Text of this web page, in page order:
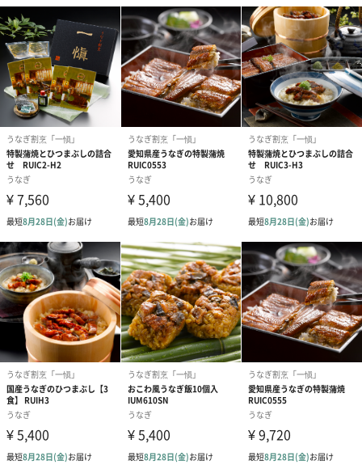
「ご自宅に割烹の味を届けたい」という思いを実現
愛知県豊橋市に店を構えるうなぎ割烹一愼は、「ご自宅に割烹の
味を届けたい」と、通販用としても同名ブランドを立ち上げまし
た。
以後、10年以上ご愛顧を頂いております。
＜パッケージについて＞
・シンプルながらも重厚感と高級感のあるデザインは、年代不問
でお客様にご好評を頂いております。
・冷凍配送に耐えうる資材を使用しております。
ビニールでピッタリとシュリンク加工を施してお届けしますの
で、箱に水が染み入るようなことはありません。